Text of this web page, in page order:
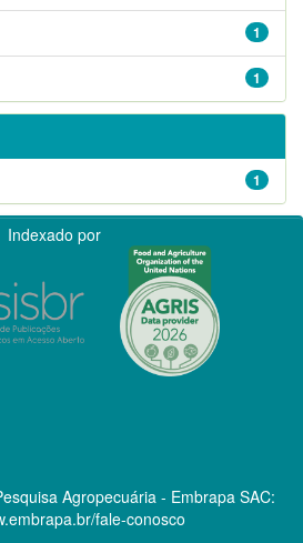
1
1
1
Indexado por
Agropecuária - Embrapa SAC:
fale-conosco